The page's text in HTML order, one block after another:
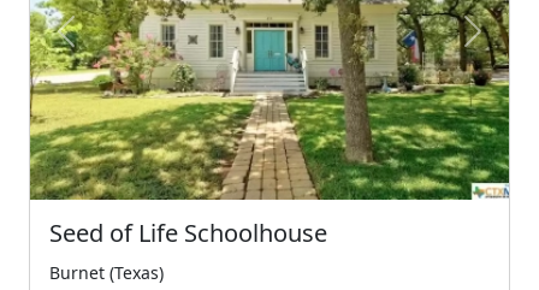
Previous Next
Seed of Life Schoolhouse
Burnet (Texas)